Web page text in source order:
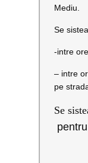
Mediu.
Se
-intre
– intre
pe
Se